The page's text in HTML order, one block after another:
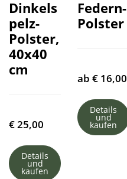
Dinkels
pelz-
Polster,
40x40
cm
€25,00
Details
und
kaufen
Federn-
Polster
ab € 16,00
Details
und
kaufen